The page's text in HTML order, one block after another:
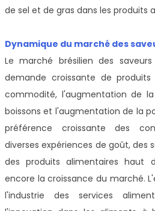
de sel et de gras dans les produits
Dynamique du marché des
Le marché brésilien des
demande croissante de
commodité, l'augmentation de
boissons et l'augmentation de la
préférence croissante des
diverses expériences de goût, des
des produits alimentaires haut
encore la croissance du marché.
l'industrie des services